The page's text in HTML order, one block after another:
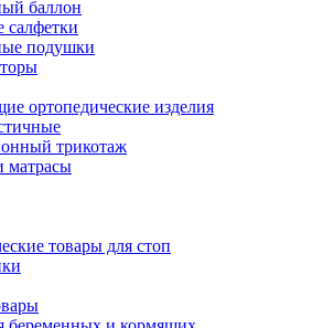
баллон
салфетки
подушки
ортопедические изделия
трикотаж
матрасы
товары для стоп